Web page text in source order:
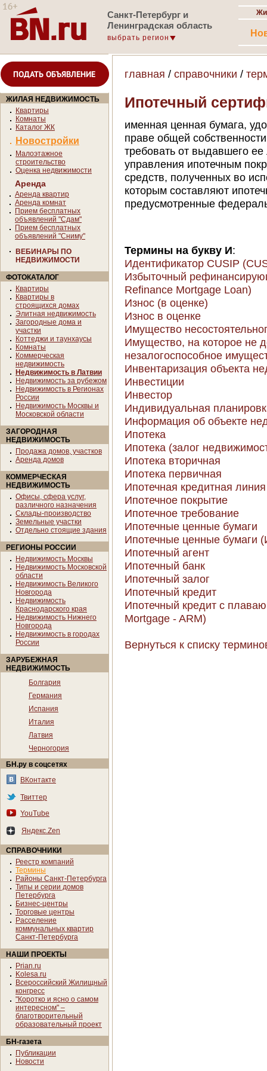
Санкт-Петербург и
Ленинградская область
выбрать регион
ПОДАТЬ ОБЪЯВЛЕНИЕ
ЖИЛАЯ НЕДВИЖИМОСТЬ
Квартиры
Комнаты
Каталог ЖК
Новостройки
Малоэтажное
строительство
Оценка недвижимости
Аренда
Аренда квартир
Аренда комнат
Прием бесплатных
объявлений "Сдам"
Прием бесплатных
объявлений "Сниму"
ВЕБИНАРЫ ПО
НЕДВИЖИМОСТИ
ФОТОКАТАЛОГ
Квартиры
Квартиры в
строящихся домах
Элитная недвижимость
Загородные дома и
участки
Коттеджи и таунхаусы
Комнаты
Коммерческая
недвижимость
Недвижимость в Латвии
Недвижимость за рубежом
Недвижимость в Регионах
России
Недвижимость Москвы и
Московской области
ЗАГОРОДНАЯ
НЕДВИЖИМОСТЬ
Продажа домов, участков
Аренда домов
КОММЕРЧЕСКАЯ
НЕДВИЖИМОСТЬ
Офисы, сфера услуг,
различного назначения
Склады-производство
Земельные участки
Отдельно стоящие здания
РЕГИОНЫ РОССИИ
Недвижимость Москвы
Недвижимость Московской
области
Недвижимость Великого
Новгорода
Недвижимость
Краснодарского края
Недвижимость Нижнего
Новгорода
Недвижимость в городах
России
ЗАРУБЕЖНАЯ
НЕДВИЖИМОСТЬ
Болгария
Германия
Испания
Италия
Латвия
Черногория
БН.ру в соцсетях
ВКонтакте
Твиттер
YouTube
Яндекс.Zen
СПРАВОЧНИКИ
Реестр компаний
Термины
Районы Санкт-Петербурга
Типы и серии домов
Петербурга
Бизнес-центры
Торговые центры
Расселение
коммунальных квартир
Санкт-Петербурга
НАШИ ПРОЕКТЫ
Prian.ru
Kolesa.ru
Всероссийский Жилищный
конгресс
"Коротко и ясно о самом
интересном" –
благотворительный
образовательный проект
БН-газета
Публикации
Новости
главная / справочники /
Ипотечный
именная ценная бумага,
праве общей
требовать от выдавшего
управления ипотечным
средств, полученных во
которым составляют
предусмотренные
Термины на букву И:
Идентификатор CUSIP
Избыточный
Refinance Mortgage Loan)
Износ (в оценке)
Износ в оценке
Имущество
Имущество, на которое не
незалогоспособное
Инвентаризация объекта
Инвестиции
Инвестор
Индивидуальная
Информация об объекте
Ипотека
Ипотека (залог
Ипотека вторичная
Ипотека первичная
Ипотечная кредитная
Ипотечное покрытие
Ипотечное требование
Ипотечные ценные бумаги
Ипотечные ценные бумаги
Ипотечный агент
Ипотечный банк
Ипотечный залог
Ипотечный кредит
Ипотечный кредит с
Mortgage - ARM)
Вернуться к списку